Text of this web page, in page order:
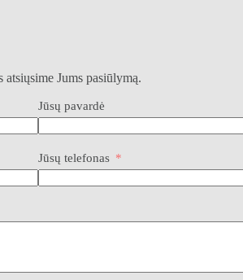
Jums pasiūlymą.
Jūsų pavardė
Jūsų telefonas